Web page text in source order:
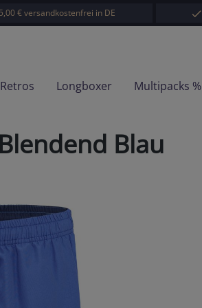
€ versandkostenfrei in DE
Longboxer Multipacks %
Blau